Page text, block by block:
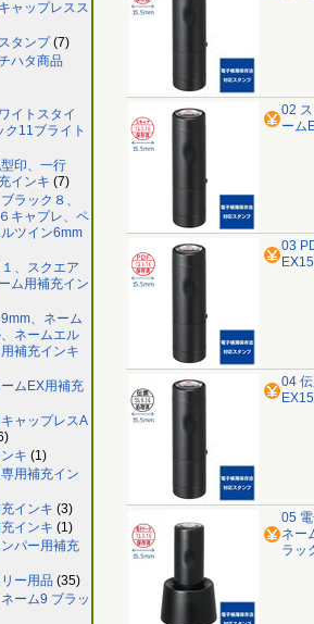
ャップレスス
タンプ(7)
ハタ商品
イトスタイ
ク11ブライト
印、一行
インキ (7)
ラック８、
キャプレ、ペ
ツイン6mm
、スクエア
ム用補充イン
、ネーム
ネームエル
補充インキ
ムEX用補充
ャップレスA
キ (1)
用補充イン
インキ (3)
インキ (1)
パー用補充
ー用品 (35)
ーム9 ブラッ
02
ーム
03
04
05
ネー
ラッ